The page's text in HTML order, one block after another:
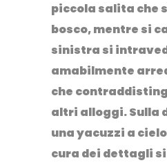
piccola salita che
bosco, mentre si
sinistra si
amabilmente
che
altri alloggi. Sulla
unayacuzzi a
cura dei dettagli